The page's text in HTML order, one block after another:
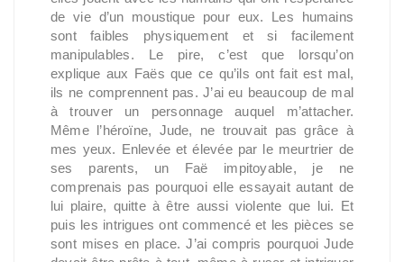
de vie d’un moustique pour eux. Les humains
sont faibles physiquement et si facilement
manipulables. Le pire, c’est que lorsqu’on
explique aux Faës que ce qu’ils ont fait est mal,
ils ne comprennent pas. J’ai eu beaucoup de mal
à trouver un personnage auquel m’attacher.
Même l’héroïne, Jude, ne trouvait pas grâce à
mes yeux. Enlevée et élevée par le meurtrier de
ses parents, un Faë impitoyable, je ne
comprenais pas pourquoi elle essayait autant de
lui plaire, quitte à être aussi violente que lui. Et
puis les intrigues ont commencé et les pièces se
sont mises en place. J’ai compris pourquoi Jude